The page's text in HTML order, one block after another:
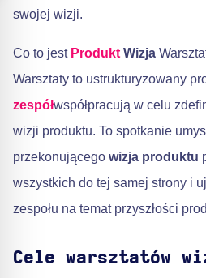
swojej wizji.
Co to jest Produkt Wizja
Warsztaty to ustrukturyzowany
zespółwspółpracują w celu
wizji produktu. To spotkanie
przekonującego wizja produktu
wszystkich do tej samej strony i
zespołu na temat przyszłości
Cele warsztatów